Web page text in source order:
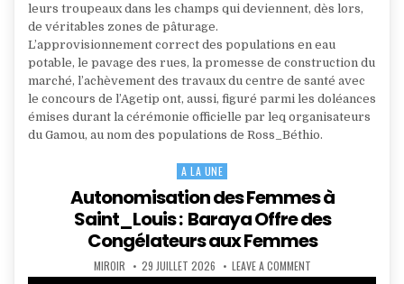
leurs troupeaux dans les champs qui deviennent, dès lors,
de véritables zones de pâturage.
L’approvisionnement correct des populations en eau
potable, le pavage des rues, la promesse de construction du
marché, l’achèvement des travaux du centre de santé avec
le concours de l’Agetip ont, aussi, figuré parmi les doléances
émises durant la cérémonie officielle par leq organisateurs
du Gamou, au nom des populations de Ross_Béthio.
Posted
in
A LA UNE
Autonomisation des Femmes à
Saint_Louis : Baraya Offre des
Congélateurs aux Femmes
AUTHOR:
MIROIR PUBLISHED
DATE:
29 JUILLET 2026 LEAVE A COMMENTON
AUTONOMISATION